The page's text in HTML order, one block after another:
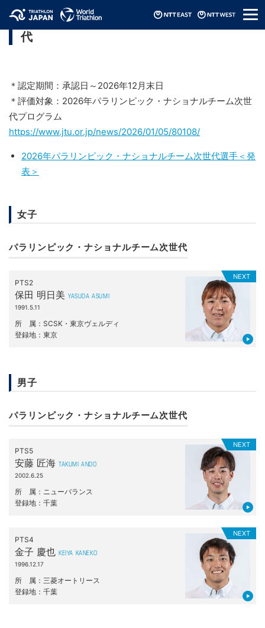
メ
ニ
パラリンピック・ナショナルチーム次世
代
＊認定期間：承認日～2026年12月末日
＊評価対象：2026年パラリンピック・ナショナルチーム次世
代プログラム
https://www.jtu.or.jp/news/2026/01/05/80108/
2026年パラリンピック・ナショナルチーム次世代選手＜発
表＞
女子
パラリンピック・ナショナルチーム次世代
NEXT
PTS2
保田 明日美 YASUDA ASUMI
1991.5.11
所属
SCSK・東京ヴェルディ
登録地
東京
男子
パラリンピック・ナショナルチーム次世代
NEXT
PTS5
安藤 匠海 TAKUMI ANDO
2002.6.25
所属
ニューバランス
登録地
千葉
NEXT
PTS4
金子 慶也 KEIYA KANEKO
1996.12.17
所属
三菱オートリース
登録地
千葉